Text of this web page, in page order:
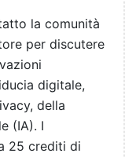
la comunità
per discutere
digitale,
della
(IA). I
25 crediti di